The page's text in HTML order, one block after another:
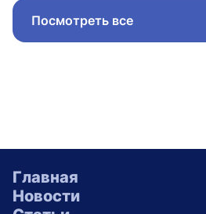
Посмотреть все
Главная
Новости